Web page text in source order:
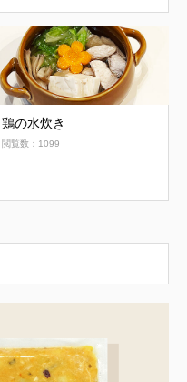
鶏の水炊き
閲覧数：1099